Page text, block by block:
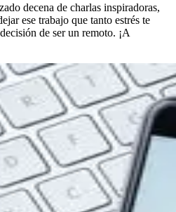
decena de charlas inspiradoras,
ese trabajo que tanto estrés te
de ser un remoto. ¡A